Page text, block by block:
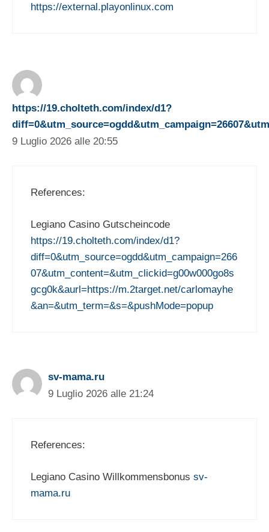
https://external.playonlinux.com
https://19.cholteth.com/index/d1?
9 Luglio 2026 alle 20:55
References:
Legiano Casino Gutscheincode
https://19.cholteth.com/index/d1?
diff=0&utm_source=ogdd&utm_campaign=266
07&utm_content=&utm_clickid=g00w000go8s
gcg0k&aurl=https://m.2target.net/carlomayhe
&an=&utm_term=&s=&pushMode=popup
sv-mama.ru
9 Luglio 2026 alle 21:24
References:
Legiano Casino Willkommensbonus sv-
mama.ru